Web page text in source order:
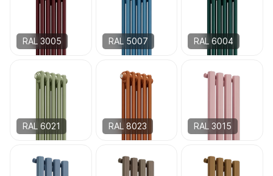
RAL 3005 RAL 5007 RAL 6004
RAL 6021 RAL 8023 RAL 3015